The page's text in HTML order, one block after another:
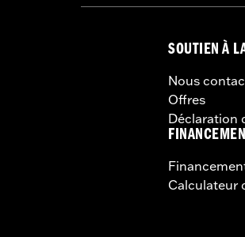
SOUTIEN À
Nous
Offres
Déclaration
Calculateur